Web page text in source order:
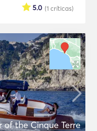
(1 críticas)
5.0
of the Cinque Terre